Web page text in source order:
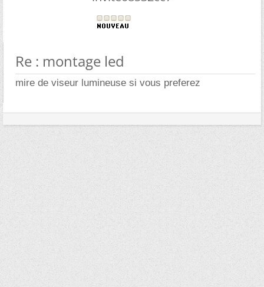
Re : montage led
mire de viseur lumineuse si vous preferez